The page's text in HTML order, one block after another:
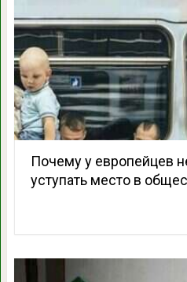
Почему у европейцев
уступать место в